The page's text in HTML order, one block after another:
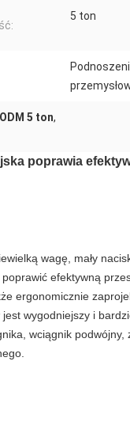
5 ton
5 ton,
poprawia
wagę, mały
efektywną
ergonomicznie
wygodniejszy i
wciągnik podwójny,